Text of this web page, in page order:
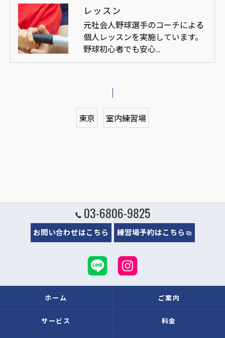
レッスン
元社会人野球選手のコーチによる
個人レッスンを実施しています。
野球初心者でも安心…
東京 室内練習場
03-6806-9825
お問い合わせはこちら 練習場予約はこちら
ホーム ご案内
サービス 料金